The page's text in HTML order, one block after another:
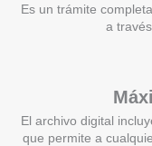
Es un trámite
a
El archivo digital
que permite a